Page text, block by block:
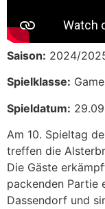
Saison: 2024/
Spielklasse:
Spieldatum:
Am 10. Spieltag
treffen die
Die Gäste
packenden Partie
Dassendorf und